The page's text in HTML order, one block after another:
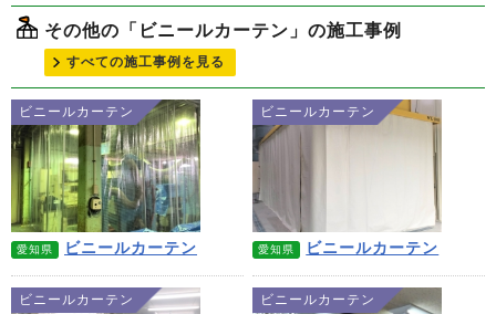
その他の「ビニールカーテン」の施工事例
すべての施工事例を見る
ビニールカーテン
愛知県 ビニールカーテン
ビニールカーテン
愛知県 ビニールカーテン
ビニールカーテン ビニールカーテン